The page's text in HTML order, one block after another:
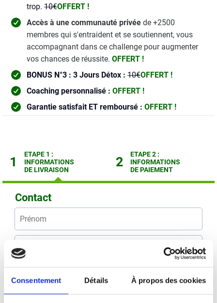
Consentement Détails À propos des cookies
trop. 10€OFFERT !
Accès à une communauté privée de +2500
membres qui s'entraident et se soutiennent, vous
accompagnant dans ce challenge pour augmenter
vos chances de réussite. OFFERT !
BONUS N°3 : 3 Jours Détox : 10€OFFERT !
Coaching personnalisé : OFFERT !
Garantie satisfait ET remboursé : OFFERT !
1
ETAPE 1 :
INFORMATIONS
DE LIVRAISON
2
ETAPE 2 :
INFORMATIONS
DE PAIEMENT
Contact